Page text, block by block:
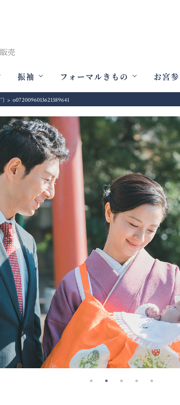
振袖 フォーマルきもの お宮
> o0720096013621389641